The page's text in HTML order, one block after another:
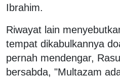
Ibrahim.
Riwayat lain
tempat dikabulkannya
pernah mendengar,
bersabda, "Multazam